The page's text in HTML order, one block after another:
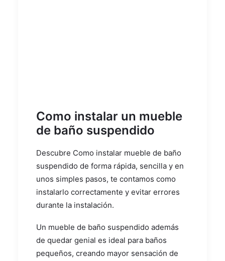
Como instalar un mueble
de baño suspendido
Descubre Como instalar mueble de baño
suspendido de forma rápida, sencilla y en
unos simples pasos, te contamos como
instalarlo correctamente y evitar errores
durante la instalación.
Un mueble de baño suspendido además
de quedar genial es ideal para baños
pequeños, creando mayor sensación de